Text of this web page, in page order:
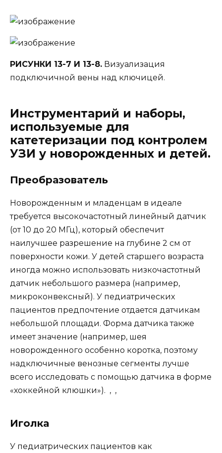
РИСУНКИ 13-7 И 13-8. Визуализация
подключичной вены над ключицей.
Инструментарий и наборы,
используемые для
катетеризации под контролем
УЗИ у новорожденных и детей.
Преобразователь
Новорожденным и младенцам в идеале
требуется высокочастотный линейный датчик
(от 10 до 20 МГц), который обеспечит
наилучшее разрешение на глубине 2 см от
поверхности кожи. У детей старшего возраста
иногда можно использовать низкочастотный
датчик небольшого размера (например,
микроконвексный). У педиатрических
пациентов предпочтение отдается датчикам
небольшой площади. Форма датчика также
имеет значение (например, шея
новорожденного особенно коротка, поэтому
надключичные венозные сегменты лучше
всего исследовать с помощью датчика в форме
«хоккейной клюшки»). , ,
Иголка
У педиатрических пациентов как